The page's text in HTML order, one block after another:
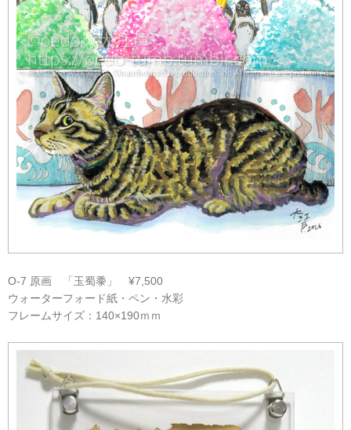
O-7 原画 「玉蜀黍」 ¥7,500
ウォーターフォード紙・ペン・水彩
フレームサイズ：140×190ｍｍ